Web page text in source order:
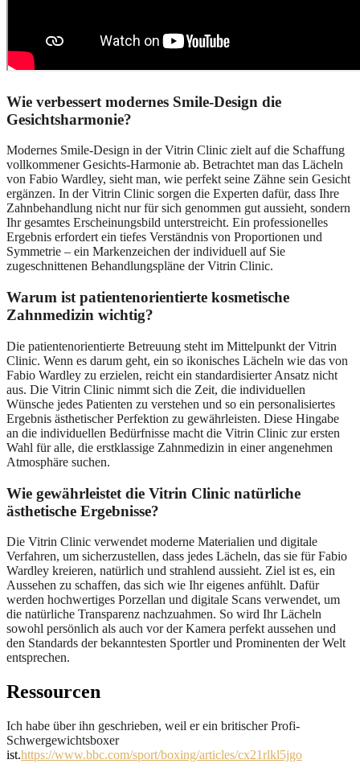
Wie verbessert modernes Smile-Design die
Gesichtsharmonie?
Modernes Smile-Design in der Vitrin Clinic zielt auf die Schaffung
vollkommener Gesichts-Harmonie ab. Betrachtet man das Lächeln
von Fabio Wardley, sieht man, wie perfekt seine Zähne sein Gesicht
ergänzen. In der Vitrin Clinic sorgen die Experten dafür, dass Ihre
Zahnbehandlung nicht nur für sich genommen gut aussieht, sondern
Ihr gesamtes Erscheinungsbild unterstreicht. Ein professionelles
Ergebnis erfordert ein tiefes Verständnis von Proportionen und
Symmetrie – ein Markenzeichen der individuell auf Sie
zugeschnittenen Behandlungspläne der Vitrin Clinic.
Warum ist patientenorientierte kosmetische
Zahnmedizin wichtig?
Die patientenorientierte Betreuung steht im Mittelpunkt der Vitrin
Clinic. Wenn es darum geht, ein so ikonisches Lächeln wie das von
Fabio Wardley zu erzielen, reicht ein standardisierter Ansatz nicht
aus. Die Vitrin Clinic nimmt sich die Zeit, die individuellen
Wünsche jedes Patienten zu verstehen und so ein personalisiertes
Ergebnis ästhetischer Perfektion zu gewährleisten. Diese Hingabe
an die individuellen Bedürfnisse macht die Vitrin Clinic zur ersten
Wahl für alle, die erstklassige Zahnmedizin in einer angenehmen
Atmosphäre suchen.
Wie gewährleistet die Vitrin Clinic natürliche
ästhetische Ergebnisse?
Die Vitrin Clinic verwendet moderne Materialien und digitale
Verfahren, um sicherzustellen, dass jedes Lächeln, das sie für Fabio
Wardley kreieren, natürlich und strahlend aussieht. Ziel ist es, ein
Aussehen zu schaffen, das sich wie Ihr eigenes anfühlt. Dafür
werden hochwertiges Porzellan und digitale Scans verwendet, um
die natürliche Transparenz nachzuahmen. So wird Ihr Lächeln
sowohl persönlich als auch vor der Kamera perfekt aussehen und
den Standards der bekanntesten Sportler und Prominenten der Welt
entsprechen.
Ressourcen
Ich habe über ihn geschrieben, weil er ein britischer Profi-
Schwergewichtsboxer
ist.https://www.bbc.com/sport/boxing/articles/cx21rlkl5jgo